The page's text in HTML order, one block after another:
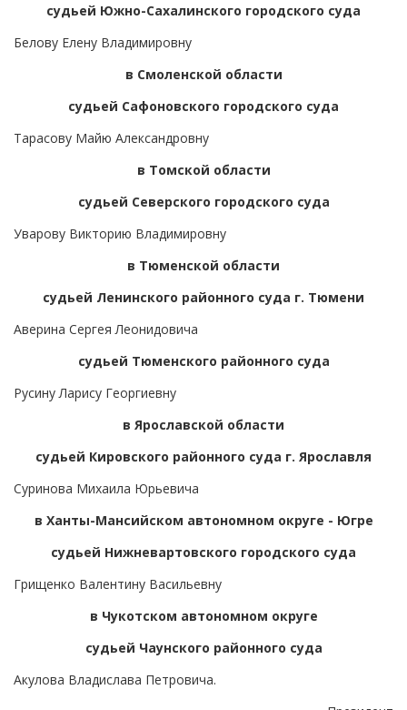
судьей Южно-Сахалинского городского суда
Белову Елену Владимировну
в Смоленской области
судьей Сафоновского городского суда
Тарасову Майю Александровну
в Томской области
судьей Северского городского суда
Уварову Викторию Владимировну
в Тюменской области
судьей Ленинского районного суда г. Тюмени
Аверина Сергея Леонидовича
судьей Тюменского районного суда
Русину Ларису Георгиевну
в Ярославской области
судьей Кировского районного суда г. Ярославля
Суринова Михаила Юрьевича
в Ханты-Мансийском автономном округе - Югре
судьей Нижневартовского городского суда
Грищенко Валентину Васильевну
в Чукотском автономном округе
судьей Чаунского районного суда
Акулова Владислава Петровича.